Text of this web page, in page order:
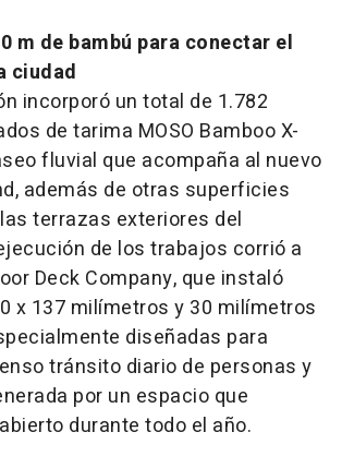
m de bambú para conectar el
ciudad
incorporó un total de 1.782
de tarima MOSO Bamboo X-
fluvial que acompaña al nuevo
además de otras superficies
terrazas exteriores del
de los trabajos corrió a
Deck Company, que instaló
x 137 milímetros y 30 milímetros
diseñadas para
tránsito diario de personas y
por un espacio que
durante todo el año.